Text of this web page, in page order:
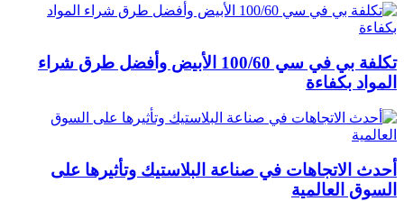
تكلفة بي في سي 100/60 الأبيض وأفضل طرق شراء
المواد بكفاءة
أحدث الاتجاهات في صناعة البلاستيك وتأثيرها على
السوق العالمية